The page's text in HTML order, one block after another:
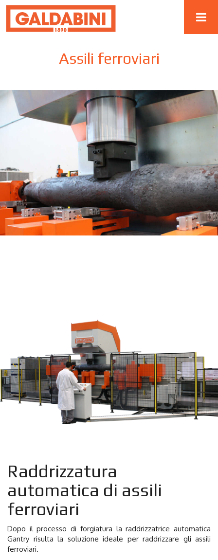
Assili ferroviari
Raddrizzatura
automatica di assili
ferroviari
Dopo il processo di forgiatura la raddrizzatrice automatica
Gantry risulta la soluzione ideale per raddrizzare gli assili
ferroviari.